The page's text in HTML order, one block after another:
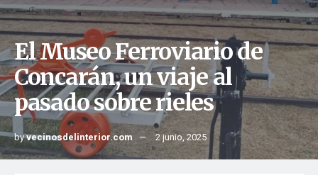
El Museo Ferroviario de
Concarán, un viaje al
pasado sobre rieles
byvecinosdelinterior.com 2 junio, 2025